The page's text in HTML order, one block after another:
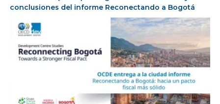
r
l
n
i
conclusiones del informe Reconectando a Bogotá